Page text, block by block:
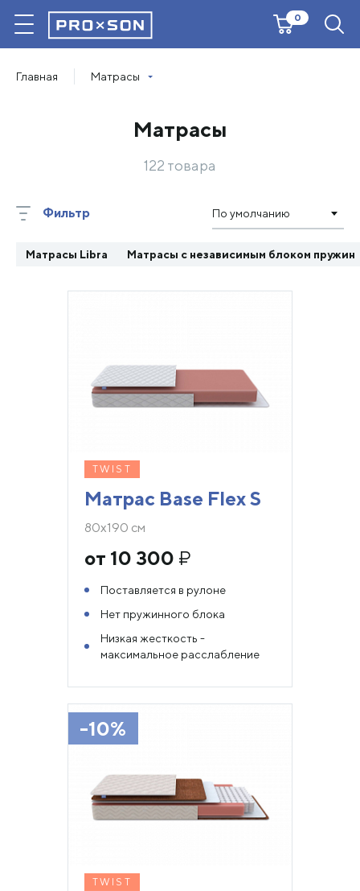
0
Главная Матрасы
Фильтр
Матрасы
122 товара
По умолчанию
Матрасы Libra Матрасы с независимым блоком пружин
TWIST
Матрас Base Flex S
80х190 см
от 10 300 ₽
Поставляется в рулоне
Нет пружинного блока
Низкая жесткость -
максимальное расслабление
-10%
TWIST